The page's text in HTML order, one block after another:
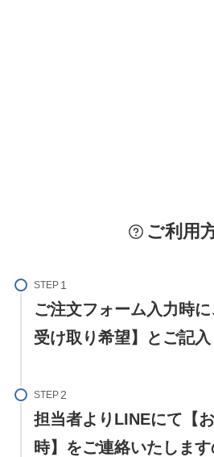
ご利用
STEP
ご注文フォーム入力時
受け取り希望】とご記入
STEP
担当者よりLINEにて【
時】をご連絡いたしま